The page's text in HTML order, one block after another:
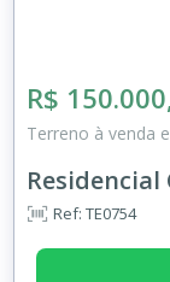
R$
Terreno à venda
Residencial
Ref: TE0754